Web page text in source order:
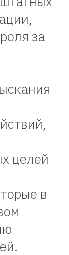
за
целей
в